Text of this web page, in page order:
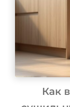
Как